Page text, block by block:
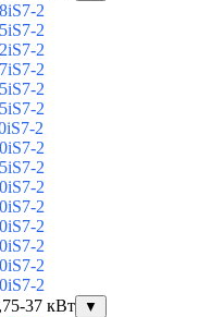
2
2
2
2
2
2
2
2
2
2
2
2
2
2
2
37 кВт
▼